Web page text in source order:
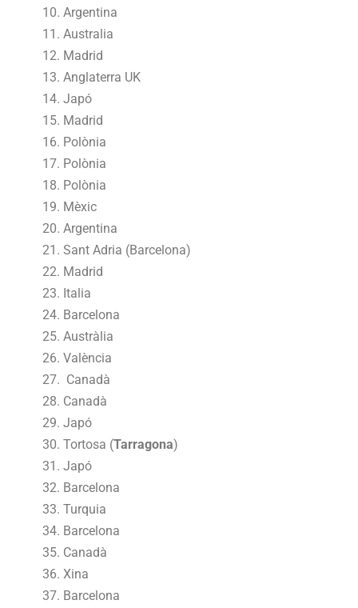
Argentina
Australia
Madrid
Anglaterra UK
Japó
Madrid
Polònia
Polònia
Polònia
Mèxic
Argentina
Sant Adria (Barcelona)
Madrid
Italia
Barcelona
Austràlia
València
Canadà
Canadà
Japó
Tortosa (Tarragona)
Japó
Barcelona
Turquia
Barcelona
Canadà
Xina
Barcelona